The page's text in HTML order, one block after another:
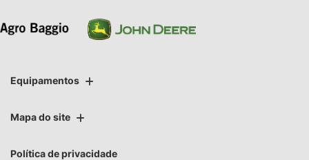
Equipamentos
Mapa do site
Política de privacidade